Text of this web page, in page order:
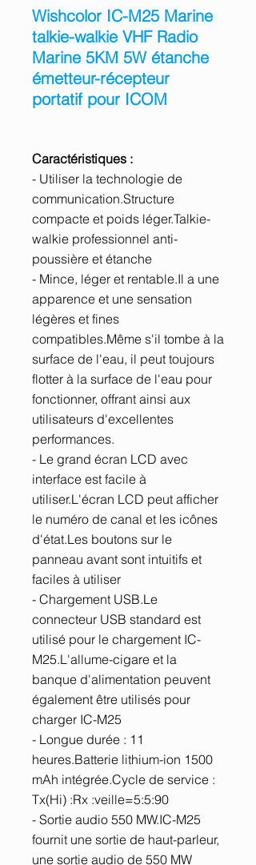
Wishcolor IC-M25 Marine
talkie-walkie VHF Radio
Marine 5KM 5W étanche
émetteur-récepteur
portatif pour ICOM
Caractéristiques :
- Utiliser la technologie de
communication.Structure
compacte et poids léger.Talkie-
walkie professionnel anti-
poussière et étanche
- Mince, léger et rentable.Il a une
apparence et une sensation
légères et fines
compatibles.Même s'il tombe à la
surface de l'eau, il peut toujours
flotter à la surface de l'eau pour
fonctionner, offrant ainsi aux
utilisateurs d'excellentes
performances.
- Le grand écran LCD avec
interface est facile à
utiliser.L'écran LCD peut afficher
le numéro de canal et les icônes
d'état.Les boutons sur le
panneau avant sont intuitifs et
faciles à utiliser
- Chargement USB.Le
connecteur USB standard est
utilisé pour le chargement IC-
M25.L'allume-cigare et la
banque d'alimentation peuvent
également être utilisés pour
charger IC-M25
- Longue durée : 11
heures.Batterie lithium-ion 1500
mAh intégrée.Cycle de service :
Tx(Hi) :Rx :veille=5:5:90
- Sortie audio 550 MW.IC-M25
fournit une sortie de haut-parleur,
une sortie audio de 550 MW